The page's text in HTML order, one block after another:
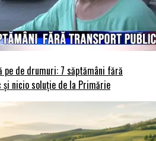
pe de drumuri: 7 săptămâni fără
nicio soluție de la Primărie